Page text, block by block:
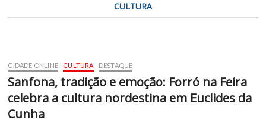
CULTURA
CIDADE ONLINE CULTURA DESTAQUE
Sanfona, tradição e emoção: Forró na Feira
celebra a cultura nordestina em Euclides da
Cunha